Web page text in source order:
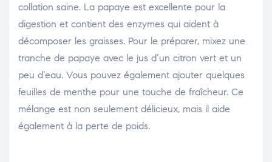
collation saine. La papaye est excellente pour la
digestion et contient des enzymes qui aident à
décomposer les graisses. Pour le préparer, mixez une
tranche de papaye avec le jus d’un citron vert et un
peu d’eau. Vous pouvez également ajouter quelques
feuilles de menthe pour une touche de fraîcheur. Ce
mélange est non seulement délicieux, mais il aide
également à la perte de poids.